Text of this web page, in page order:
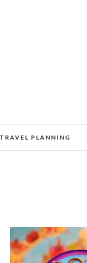
TRAVEL PLANNING